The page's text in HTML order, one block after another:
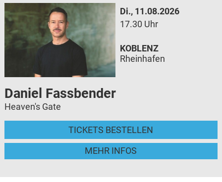
Di., 11.08.2026
17.30 Uhr
Daniel Fassbender
Heaven's Gate
TICKETS BESTELLEN
MEHR INFOS
KOBLENZ
Rheinhafen